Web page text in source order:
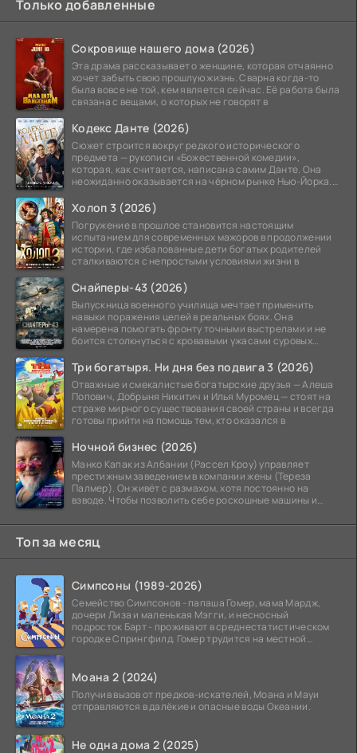
Только добавленные
Сокровище нашего дома (2026)
Эта драма рассказывает о женщине, которая отчаянно
хочет забыть свою прошлую жизнь. Сварна когда-то
была вовсе не той, кем является сейчас. Её работа была
связана с вещами, о которых не говорят в
Кодекс Данте (2026)
Сюжет строится вокруг редкого исторического
предмета — рукописи «Божественной комедии»,
которая, как считается, написана самим Данте. Она
неожиданно оказывается на чёрном рынке Нью-Йорка.
Холоп 3 (2026)
Погружение в прошлое становится настоящим
испытанием для современных мажоров в продолжении
истории, где избалованные дети богатых родителей
сталкиваются с непростыми условиями жизни в
Снайперы-43 (2026)
Выпускница военного училища мечтает применить
навыки поражения целей в реальных боях. Она
намерена помогать фронту точными выстрелами и не
боится столкнуться с кровавыми ужасами суровых
Три богатыря. Ни дня без подвига 3 (2026)
Отважные и смекалистые богатырские друзья — Алеша
Попович, Добрыня Никитич и Илья Муромец — стоят на
страже мирного существования своей страны и всегда
готовы прийти на помощь тем, кто оказался в
Ночной бизнес (2026)
Манко Капак из Албании (Рассел Кроу) управляет
престижным заведением в компании жены (Тереза
Палмер). Он живёт с размахом, хотя постоянно на
взводе. Чтобы позволить себе роскошные машины и
Топ за месяц
Симпсоны (1989-2026)
Семейство Симпсонов - папаша Гомер, мама Мардж,
дочери Лиза и маленькая Мэгги, и несносный
подросток Барт - проживают в среднестатистическом
городке Спрингфилд. Гомер трудится на местной
Моана 2 (2024)
Получив вызов от предков-искателей, Моана и Мауи
отправляются в далёкие и опасные воды Океании.
Не одна дома 2 (2025)